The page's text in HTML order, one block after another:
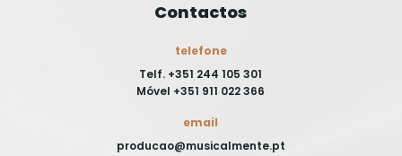
Contactos
telefone
Telf. +351 244 105 301
Móvel +351 911 022 366
email
producao@musicalmente.pt